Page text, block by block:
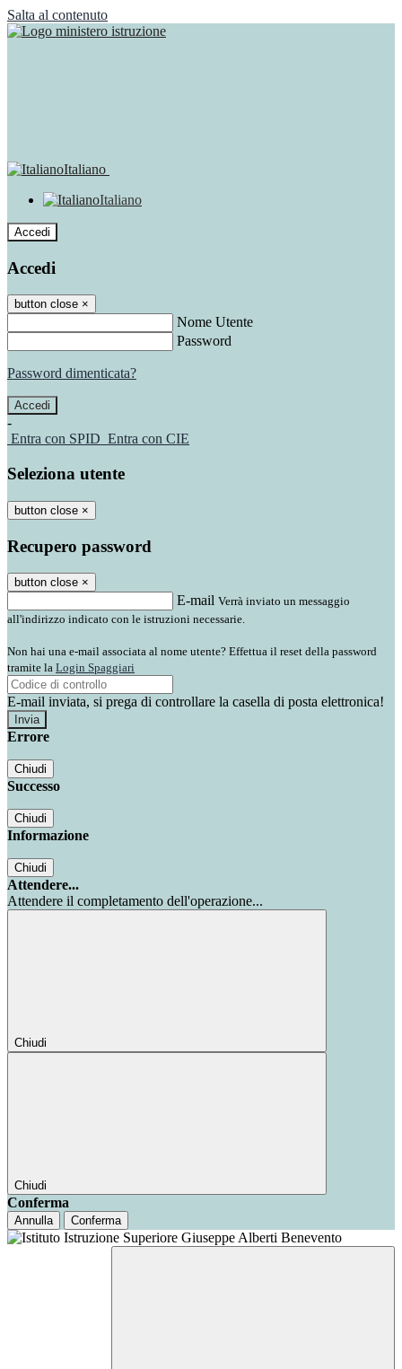
Salta al contenuto
Italiano
Italiano
Accedi
Accedi
button close ×
Nome Utente
Password
Password dimenticata?
-
Entra con SPID Entra con CIE
Seleziona utente
button close ×
Recupero password
button close ×
E-mail Verrà inviato un messaggio
all'indirizzo indicato con le istruzioni necessarie.
Non hai una e-mail associata al nome utente? Effettua il reset della password
tramite la Login Spaggiari
E-mail inviata, si prega di controllare la casella di posta elettronica!
Errore
Chiudi
Successo
Chiudi
Informazione
Chiudi
Attendere...
Attendere il completamento dell'operazione...
Chiudi
Chiudi
Conferma
Annulla Conferma